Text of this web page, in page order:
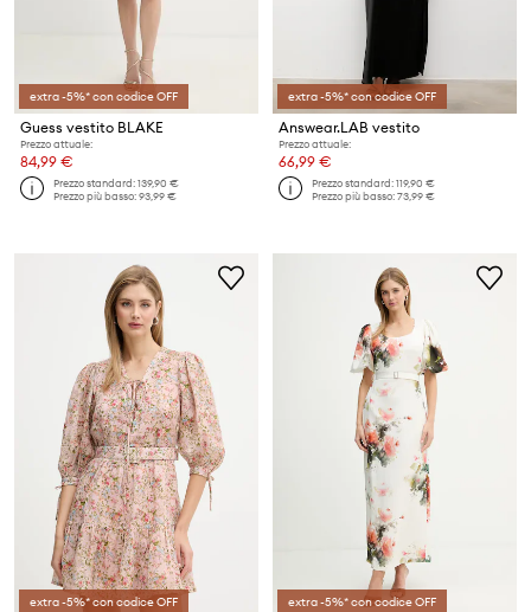
extra -5%* con codice OFF
Guess vestito BLAKE
Prezzo attuale:
84,99 €
Prezzo standard:139,90 €
Prezzo più basso:93,99 €
extra -5%* con codice OFF
Answear.LAB vestito
Prezzo attuale:
66,99 €
Prezzo standard:119,90 €
Prezzo più basso:73,99 €
extra -5%* con codice OFF extra -5%* con codice OFF